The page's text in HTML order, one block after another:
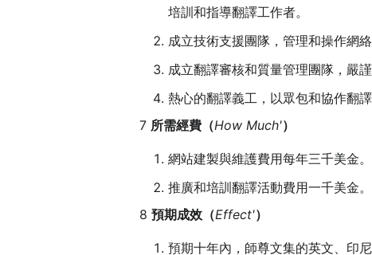
培訓和指導翻譯工作者。
成立技術支援團隊，管理和操作網
成立翻譯審核和質量管理團隊，嚴
熱心的翻譯義工，以眾包和協作翻
7 所需經費（How Much'）
網站建製與維護費用每年三千美金。
推廣和培訓翻譯活動費用一千美金。
8預期成效（Effect'）
預期十年內，師尊文集的英文、印